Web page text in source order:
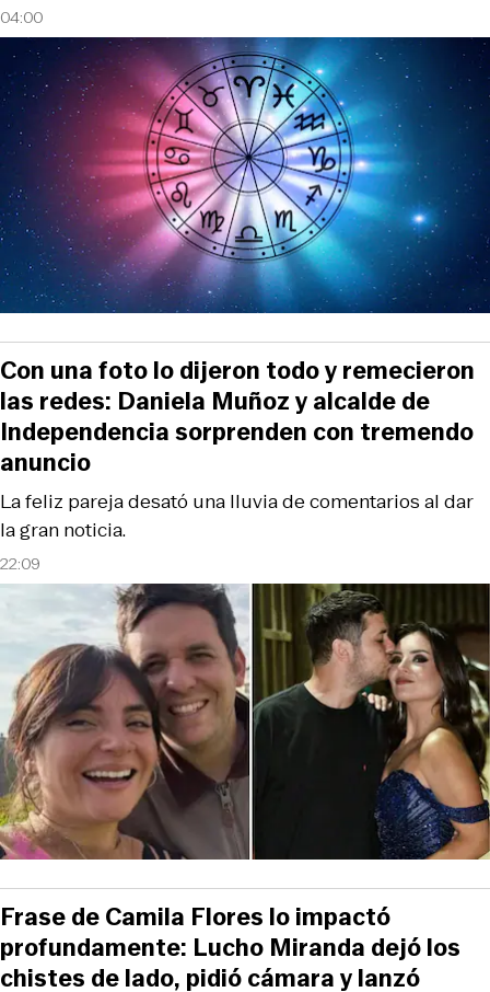
04:00
22:09
La feliz pareja desató una lluvia de comentarios al dar
la gran noticia.
Con una foto lo dijeron todo y remecieron
las redes: Daniela Muñoz y alcalde de
Independencia sorprenden con tremendo
anuncio
Frase de Camila Flores lo impactó
profundamente: Lucho Miranda dejó los
chistes de lado, pidió cámara y lanzó